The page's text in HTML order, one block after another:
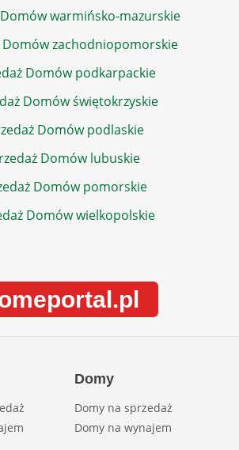
warmińsko-mazurskie
Domów zachodniopomorskie
Domów podkarpackie
Domów świętokrzyskie
Domów podlaskie
Domów lubuskie
Domów pomorskie
Domów wielkopolskie
Domy
Domy na sprzedaż
Domy na wynajem